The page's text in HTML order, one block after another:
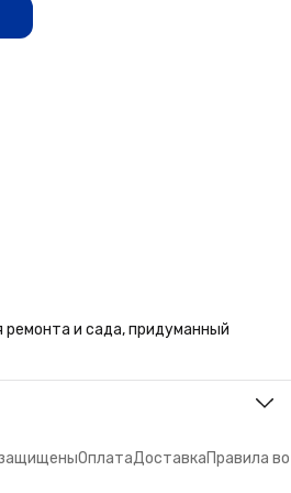
и сада, придуманный
ОплатаДоставкаПравила